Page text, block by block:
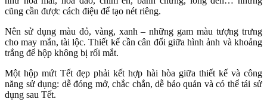
cũng cần được cách điệu để tạo nét riêng.
Nên sử dụng màu đỏ, vàng, xanh – những gam màu tượng trưng
cho may mắn, tài lộc. Thiết kế cần cân đối giữa hình ảnh và khoảng
trắng để hộp không bị rối mắt.
Một hộp mứt Tết đẹp phải kết hợp hài hòa giữa thiết kế và công
năng sử dụng: dễ đóng mở, chắc chắn, dễ bảo quản và có thể tái sử
dụng sau Tết.